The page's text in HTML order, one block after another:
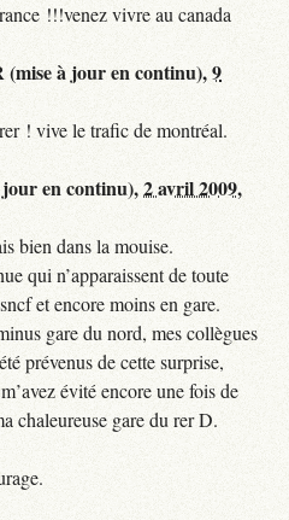
!!!venez vivre au canada
(mise à jour en continu),9
! vive le trafic de montréal.
jour en continu),2 avril 2009,
bien dans la mouise.
qui n’apparaissent de toute
et encore moins en gare.
gare du nord, mes collègues
prévenus de cette surprise,
évité encore une fois de
chaleureuse gare du rer D.